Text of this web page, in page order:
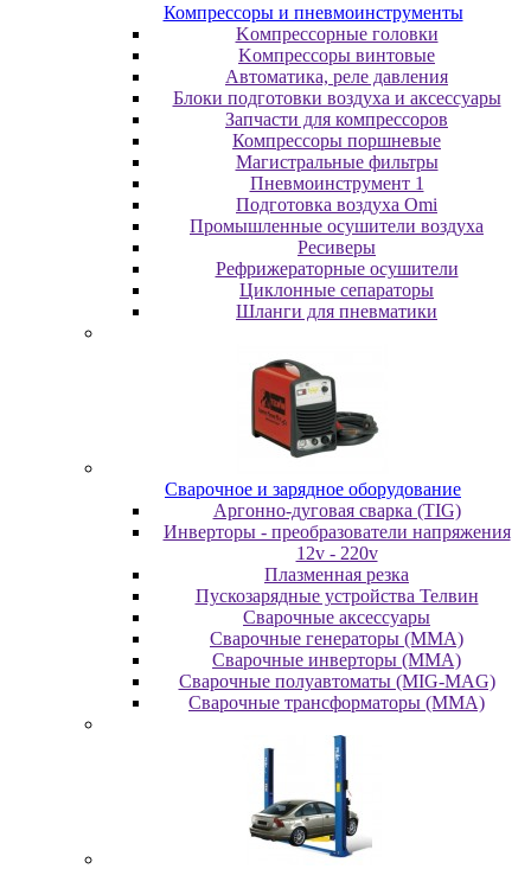
Компрессоры и пневмоинструменты
Koмпpeccopныe гoлoвки
Koмпpeccopы винтoвыe
Автоматика, реле давления
Блоки подготовки воздуха и аксессуары
Запчасти для компрессоров
Компрессоры поршневые
Магистральные фильтры
Пневмоинструмент 1
Подготовка воздуха Omi
Промышленные осушители воздуха
Ресиверы
Рефрижераторные осушители
Циклонные сепараторы
Шланги для пневматики
Cвapoчнoe и зарядное оборудование
Аргонно-дуговая сварка (TIG)
Инверторы - преобразователи напряжения
12v - 220v
Плазменная резка
Пускозарядные устройства Телвин
Сварочные аксессуары
Сварочные генераторы (MMA)
Сварочные инверторы (MMA)
Сварочные полуавтоматы (MIG-MAG)
Сварочные трансформаторы (MMA)